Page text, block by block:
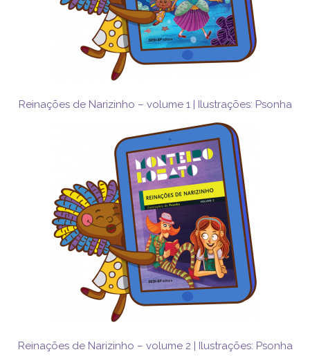
Reinações de Narizinho – volume 1 | Ilustrações: Psonha
Reinações de Narizinho – volume 2 | Ilustrações: Psonha